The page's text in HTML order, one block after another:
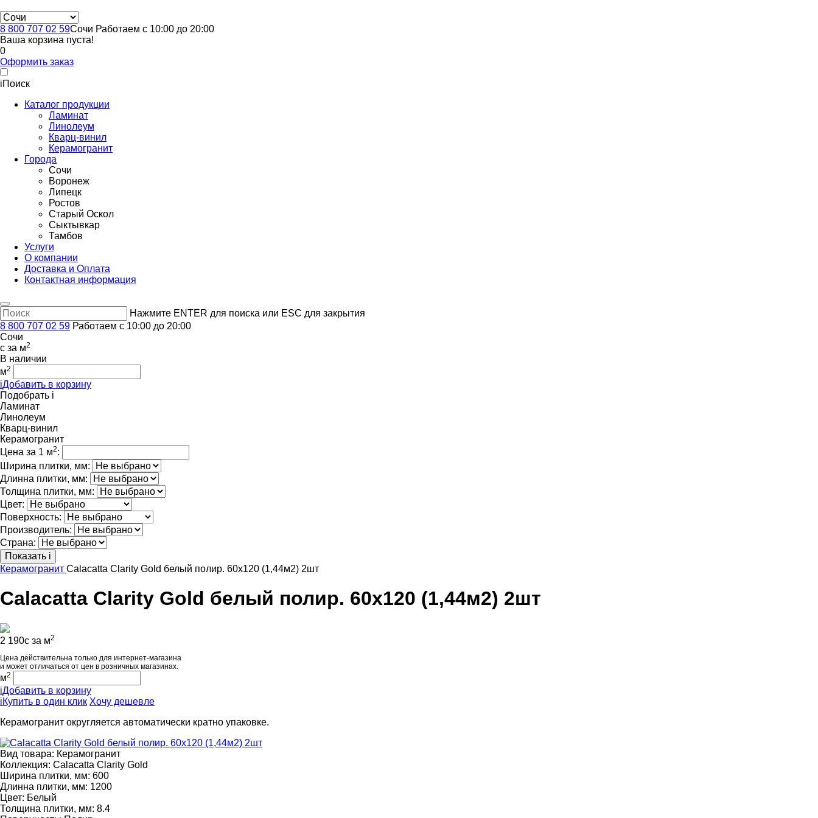
8 800 707 02 59Сочи Работаем с 10:00 до 20:00
Ваша корзина пуста!
0
Оформить заказ
iПоиск
Каталог продукции
Ламинат
Линолеум
Кварц-винил
Керамогранит
Города
Сочи
Воронеж
Липецк
Ростов
Старый Оскол
Сыктывкар
Тамбов
Услуги
О компании
Доставка и Оплата
Контактная информация
Нажмите ENTER для поиска или ESC для закрытия
8 800 707 02 59 Работаем с 10:00 до 20:00
Сочи
c за м2
В наличии
м2
iДобавить в корзину
Подобрать i
Ламинат
Линолеум
Кварц-винил
Керамогранит
Цена за 1 м2:
Ширина плитки, мм:
Длинна плитки, мм:
Толщина плитки, мм:
Цвет:
Поверхность:
Производитель:
Страна:
Показать i
Керамогранит Calacatta Clarity Gold белый полир. 60x120 (1,44м2) 2шт
Calacatta Clarity Gold белый полир. 60x120 (1,44м2) 2шт
2 190c за м2
Цена действительна только для интернет-магазина
и может отличаться от цен в розничных магазинах.
м2
iДобавить в корзину
iКупить в один клик Хочу дешевле
Керамогранит округляется автоматически кратно упаковке.
Вид товара: Керамогранит
Коллекция: Calacatta Clarity Gold
Ширина плитки, мм: 600
Длинна плитки, мм: 1200
Цвет: Белый
Толщина плитки, мм: 8.4